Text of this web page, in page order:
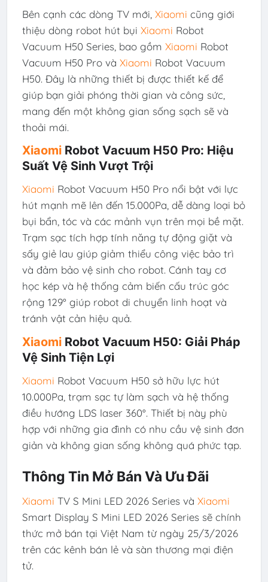
Bên cạnh các dòng TV mới, Xiaomi cũng giới
thiệu dòng robot hút bụi Xiaomi Robot
Vacuum H50 Series, bao gồm Xiaomi Robot
Vacuum H50 Pro và Xiaomi Robot Vacuum
H50. Đây là những thiết bị được thiết kế để
giúp bạn giải phóng thời gian và công sức,
mang đến một không gian sống sạch sẽ và
thoải mái.
XiaomiRobot Vacuum H50 Pro: Hiệu
Suất Vệ Sinh Vượt Trội
Xiaomi Robot Vacuum H50 Pro nổi bật với lực
hút mạnh mẽ lên đến 15.000Pa, dễ dàng loại bỏ
bụi bẩn, tóc và các mảnh vụn trên mọi bề mặt.
Trạm sạc tích hợp tính năng tự động giặt và
sấy giẻ lau giúp giảm thiểu công việc bảo trì
và đảm bảo vệ sinh cho robot. Cánh tay cơ
học kép và hệ thống cảm biến cấu trúc góc
rộng 129° giúp robot di chuyển linh hoạt và
tránh vật cản hiệu quả.
XiaomiRobot Vacuum H50: Giải Pháp
Vệ Sinh Tiện Lợi
Xiaomi Robot Vacuum H50 sở hữu lực hút
10.000Pa, trạm sạc tự làm sạch và hệ thống
điều hướng LDS laser 360°. Thiết bị này phù
hợp với những gia đình có nhu cầu vệ sinh đơn
giản và không gian sống không quá phức tạp.
Thông Tin Mở Bán Và Ưu Đãi
Xiaomi TV S Mini LED 2026 Series và Xiaomi
Smart Display S Mini LED 2026 Series sẽ chính
thức mở bán tại Việt Nam từ ngày 25/3/2026
trên các kênh bán lẻ và sàn thương mại điện
tử.